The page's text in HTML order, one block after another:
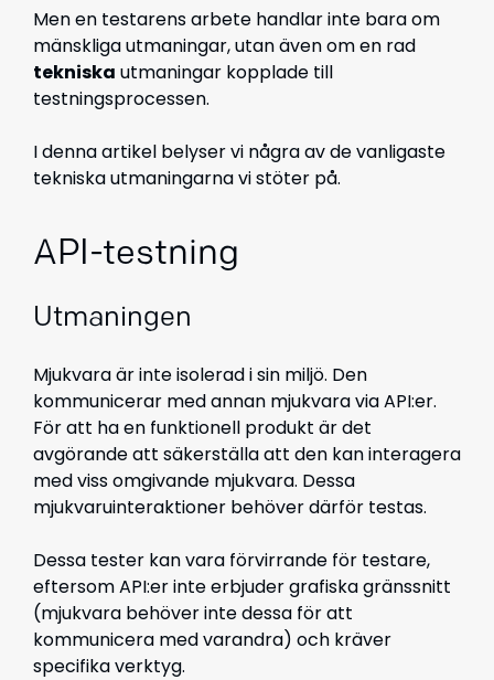
Men en testarens arbete handlar inte bara om
mänskliga utmaningar, utan även om en rad
tekniska utmaningar kopplade till
testningsprocessen.
I denna artikel belyser vi några av de vanligaste
tekniska utmaningarna vi stöter på.
API-testning
Utmaningen
Mjukvara är inte isolerad i sin miljö. Den
kommunicerar med annan mjukvara via API:er.
För att ha en funktionell produkt är det
avgörande att säkerställa att den kan interagera
med viss omgivande mjukvara. Dessa
mjukvaruinteraktioner behöver därför testas.
Dessa tester kan vara förvirrande för testare,
eftersom API:er inte erbjuder grafiska gränssnitt
(mjukvara behöver inte dessa för att
kommunicera med varandra) och kräver
specifika verktyg.